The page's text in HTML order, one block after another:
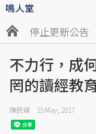
停止更新公告
不力行，成
罔的讀經教
陳民峰 15 May, 2017